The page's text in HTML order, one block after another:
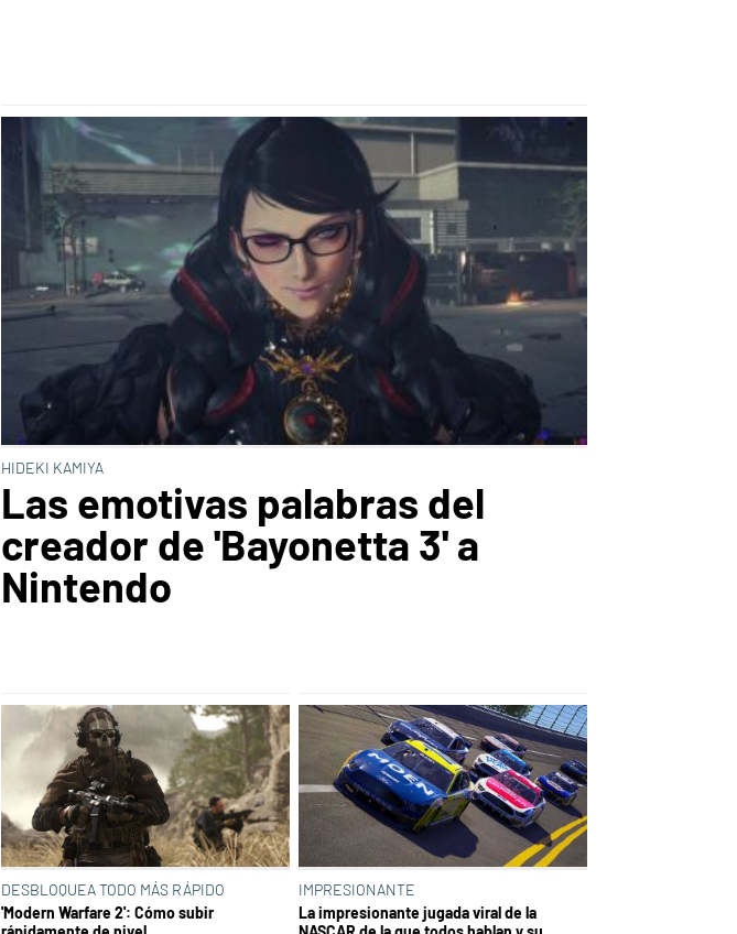
HIDEKI KAMIYA
Las emotivas palabras del
creador de 'Bayonetta 3' a
Nintendo
DESBLOQUEA TODO MÁS RÁPIDO
'Modern Warfare 2': Cómo subir
IMPRESIONANTE
La impresionante jugada viral de la